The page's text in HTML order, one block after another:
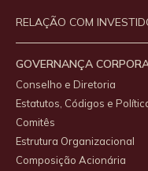
RELAÇÃO COM
GOVERNANÇA
Conselho e Diretoria
Estatutos, Códigos e
Comitês
Estrutura Organizacional
Composição Acionária